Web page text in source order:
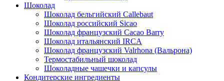
Шоколад
Шоколад бельгийский Callebaut
Шоколад российский Sicao
Шоколад французский Cacao Barry
Шоколад итальянский IRCA
Шоколад французский Valrhona (Вальрона)
Термостабильный шоколад
Шоколадные чашечки и капсулы
Кондитерские ингредиенты